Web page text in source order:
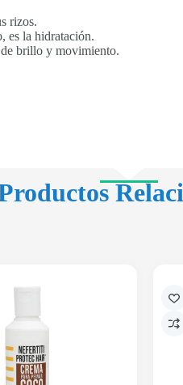
rizos.
es la hidratación.
brillo y movimiento.